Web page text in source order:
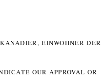
EINWOHNER DER P
OUR APPROVAL OR